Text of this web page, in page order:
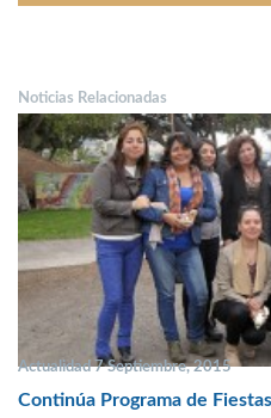
Noticias Relacionadas
Actualidad 7 Septiembre, 2015
Continúa Programa de